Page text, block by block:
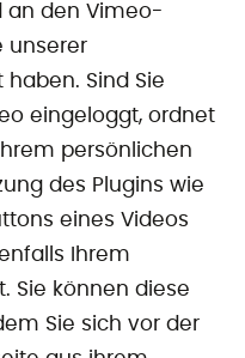
an den Vimeo-
unserer
haben. Sind Sie
eingeloggt, ordnet
persönlichen
des Plugins wie
eines Videos
Ihrem
Sie können diese
Sie sich vor der